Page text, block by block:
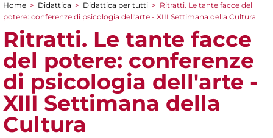
Tu sei qui
Home > Didattica > Didattica per tutti > Ritratti. Le tante facce del
potere: conferenze di psicologia dell'arte - XIII Settimana della Cultura
Ritratti. Le tante facce
del potere: conferenze
di psicologia dell'arte -
XIII Settimana della
Cultura